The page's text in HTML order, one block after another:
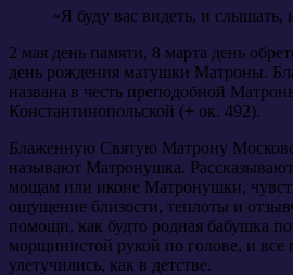
«Я буду вас видеть, и слышать,
2 мая день памяти, 8 марта день
день рождения матушки Матроны.
названа в честь преподобной
Константинопольской (+ ок. 492).
Блаженную Святую Матрону
называют Матронушка.
мощам или иконе Матронушки,
ощущение близости, теплоты и
помощи, как будто родная бабушка
морщинистой рукой по голове, и все
улетучились, как в детстве.